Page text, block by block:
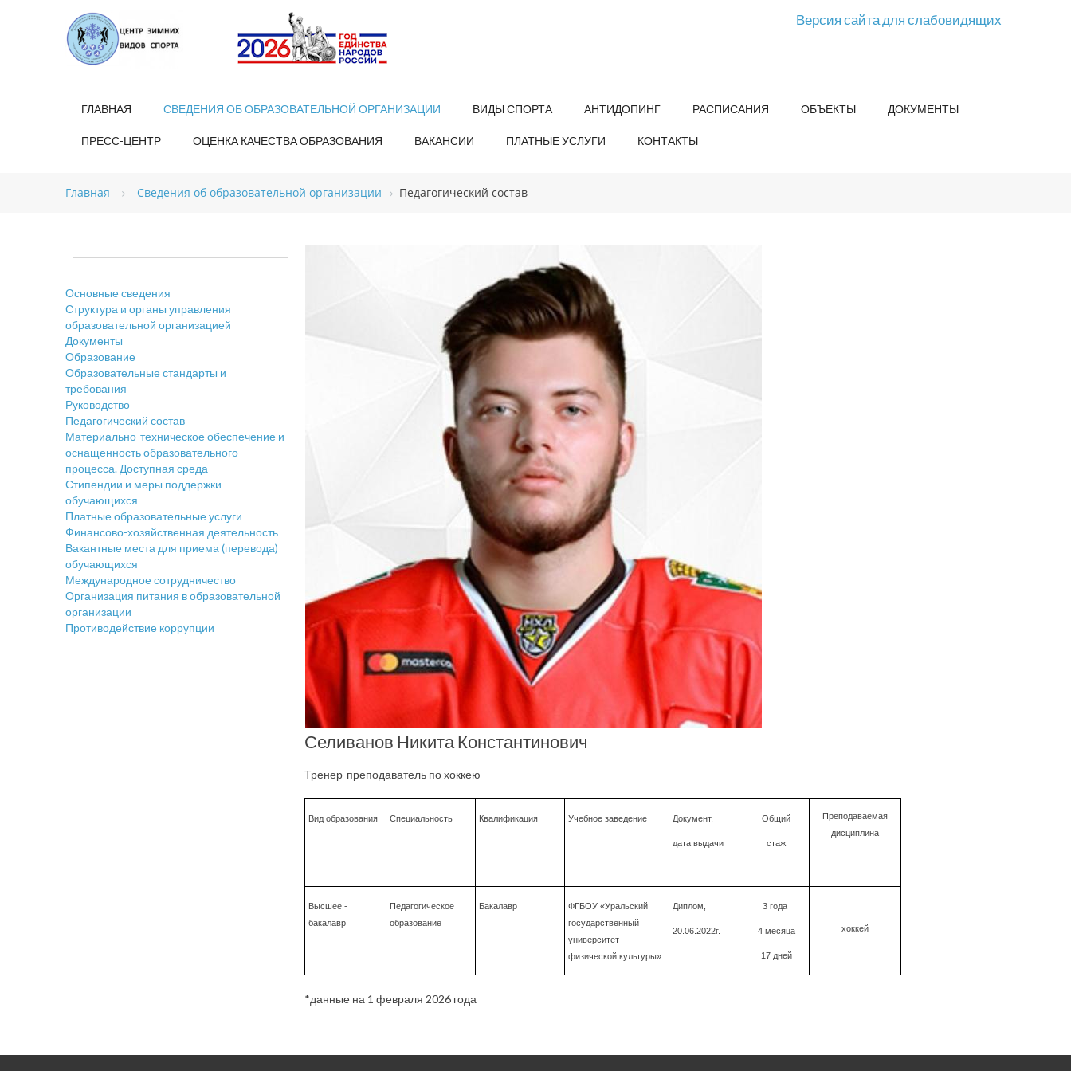
Версия сайта для слабовидящих
ГЛАВНАЯ СВЕДЕНИЯ ОБ ОБРАЗОВАТЕЛЬНОЙ ОРГАНИЗАЦИИ ВИДЫ СПОРТА АНТИДОПИНГ РАСПИСАНИЯ ОБЪЕКТЫ ДОКУМЕНТЫ
ПРЕСС-ЦЕНТР ОЦЕНКА КАЧЕСТВА ОБРАЗОВАНИЯ ВАКАНСИИ ПЛАТНЫЕ УСЛУГИ КОНТАКТЫ
Главная Сведения об образовательной организации Педагогический состав
Селиванов Никита Константинович
Тренер-преподаватель по хоккею
Вид образования Специальность Квалификация Учебное заведение Документ,
дата выдачи
Общий
стаж
Преподаваемая
дисциплина
Высшее -
бакалавр
Педагогическое
образование
Бакалавр
ФГБОУ «Уральский
государственный
университет
физической культуры»
Диплом,
20.06.2022г.
3 года
4 месяца
17 дней
хоккей
*данные на 1 февраля 2026 года
Основные сведения
Структура и органы управления
образовательной организацией
Документы
Образование
Образовательные стандарты и
требования
Руководство
Педагогический состав
Материально-техническое обеспечение и
оснащенность образовательного
процесса. Доступная среда
Стипендии и меры поддержки
обучающихся
Платные образовательные услуги
Финансово-хозяйственная деятельность
Вакантные места для приема (перевода)
обучающихся
Международное сотрудничество
Организация питания в образовательной
организации
Противодействие коррупции